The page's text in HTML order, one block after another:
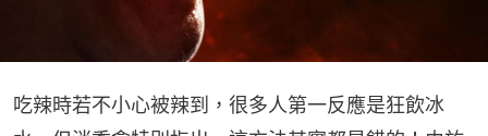
吃辣時若不小心被辣到，很多人第一反應是狂飲冰